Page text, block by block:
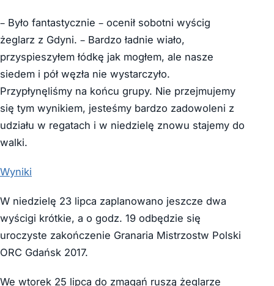
– Było fantastycznie – ocenił sobotni wyścig
żeglarz z Gdyni. – Bardzo ładnie wiało,
przyspieszyłem łódkę jak mogłem, ale nasze
siedem i pół węzła nie wystarczyło.
Przypłynęliśmy na końcu grupy. Nie przejmujemy
się tym wynikiem, jesteśmy bardzo zadowoleni z
udziału w regatach i w niedzielę znowu stajemy do
walki.
Wyniki
W niedzielę 23 lipca zaplanowano jeszcze dwa
wyścigi krótkie, a o godz. 19 odbędzie się
uroczyste zakończenie Granaria Mistrzostw Polski
ORC Gdańsk 2017.
We wtorek 25 lipca do zmagań ruszą żeglarze